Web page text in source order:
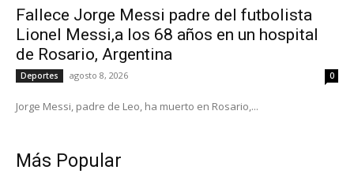
Fallece Jorge Messi padre del futbolista
Lionel Messi,a los 68 años en un hospital
de Rosario, Argentina
Deportes agosto 8, 2026 0
Jorge Messi, padre de Leo, ha muerto en Rosario,...
Más Popular